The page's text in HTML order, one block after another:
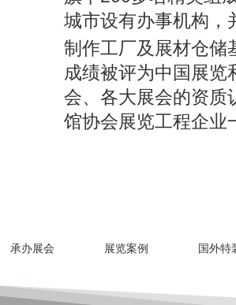
城市设有办事机构，
制作工厂及展材仓储
成绩被评为中国展览
会、各大展会的资质
馆协会展览工程企业
承办展会 展览案例 国外特